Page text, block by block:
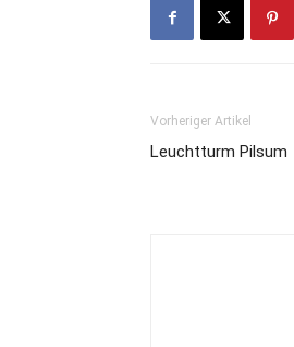
Vorheriger Artikel
Leuchtturm Pilsum